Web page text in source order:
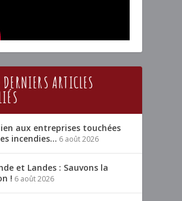
ARTICLES
aux entreprises touchées
incendies… 6 août 2026
et Landes : Sauvons la
! 6 août 2026